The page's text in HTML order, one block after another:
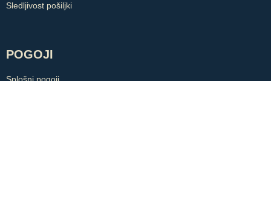
Sledljivost pošiljki
POGOJI
Splošni pogoji